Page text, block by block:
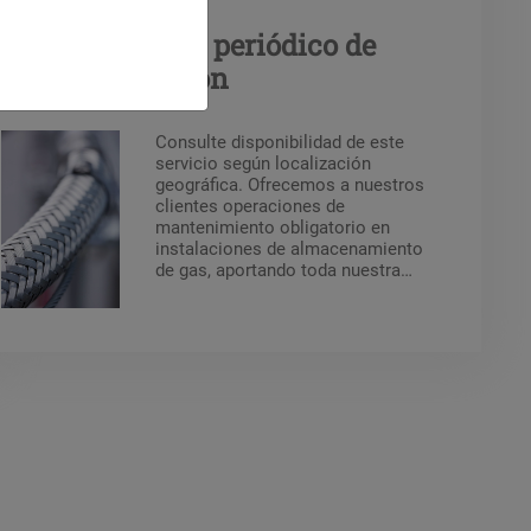
Mantenimiento periódico de
equipos a presión
Consulte disponibilidad de este
servicio según localización
geográfica. Ofrecemos a nuestros
clientes operaciones de
mantenimiento obligatorio en
instalaciones de almacenamiento
de gas, aportando toda nuestra